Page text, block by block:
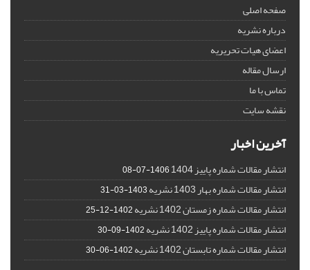
صفحه اصلی
درباره نشریه
اعضای هیات تحریریه
ارسال مقاله
تماس با ما
نقشه سایت
آخرین اخبار
انتشار مقالات شماره پاییز 1404 1406-07-08
انتشار مقالات شماره بهار 1403 نشریه 1403-03-31
انتشار مقالات شماره زمستان 1402 نشریه 1402-12-25
انتشار مقالات شماره پاییز 1402 نشریه 1402-09-30
انتشار مقالات شماره تابستان 1402 نشریه 1402-06-30